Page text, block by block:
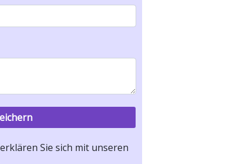
Sie sich mit unseren